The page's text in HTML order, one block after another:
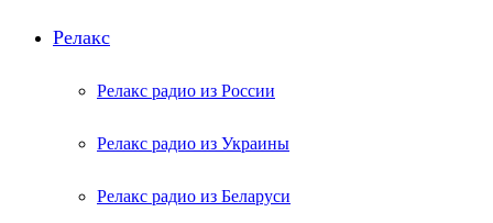
Релакс
Релакс радио из России
Релакс радио из Украины
Релакс радио из Беларуси